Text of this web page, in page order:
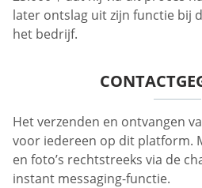
later ontslag uit zijn functie bij
het bedrijf.
Het verzenden en ontvangen
voor iedereen op dit platform.
en foto’s rechtstreeks via de
instant messaging-functie.